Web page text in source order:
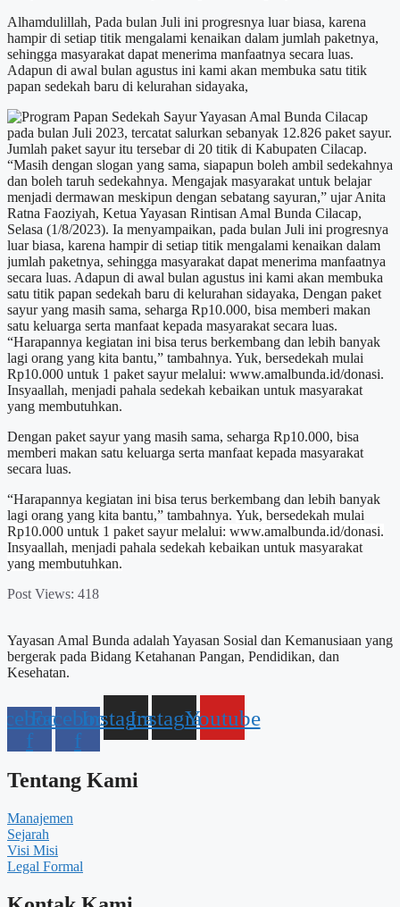
Alhamdulillah, Pada bulan Juli ini progresnya luar biasa, karena
hampir di setiap titik mengalami kenaikan dalam jumlah paketnya,
sehingga masyarakat dapat menerima manfaatnya secara luas.
Adapun di awal bulan agustus ini kami akan membuka satu titik
papan sedekah baru di kelurahan sidayaka,
Dengan paket sayur yang masih sama, seharga Rp10.000, bisa
memberi makan satu keluarga serta manfaat kepada masyarakat
secara luas.
“Harapannya kegiatan ini bisa terus berkembang dan lebih banyak
lagi orang yang kita bantu,” tambahnya. Yuk, bersedekah mulai
Rp10.000 untuk 1 paket sayur melalui: www.amalbunda.id/donasi.
Insyaallah, menjadi pahala sedekah kebaikan untuk masyarakat
yang membutuhkan.
Post Views: 418
Yayasan Amal Bunda adalah Yayasan Sosial dan Kemanusiaan yang
bergerak pada Bidang Ketahanan Pangan, Pendidikan, dan
Kesehatan.
f
Facebook-
f
InstagramInstagramYoutube
Tentang Kami
Manajemen
Sejarah
Visi Misi
Legal Formal